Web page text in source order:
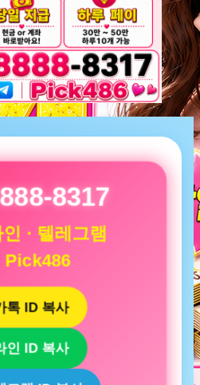
8317
· 텔레그램
Pick486
톡 ID 복사
인 ID 복사